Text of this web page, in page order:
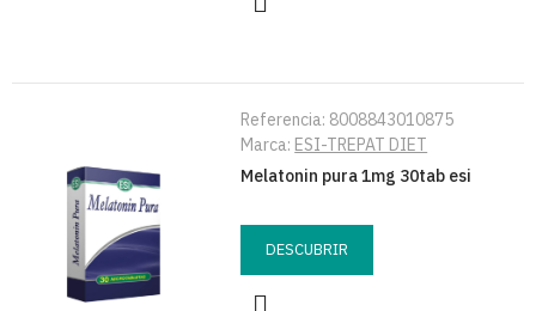
Referencia: 8008843010875
Marca: ESI-TREPAT DIET
Melatonin pura 1mg 30tab esi
DESCUBRIR